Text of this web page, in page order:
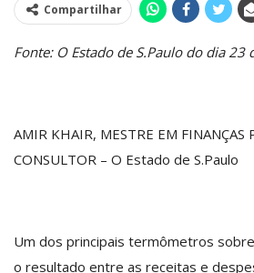
Compartilhar
Fonte: O Estado de S.Paulo do dia
AMIR KHAIR, MESTRE EM FINANÇAS
CONSULTOR – O Estado de S.Paulo
Um dos principais termômetros
o resultado entre as receitas e